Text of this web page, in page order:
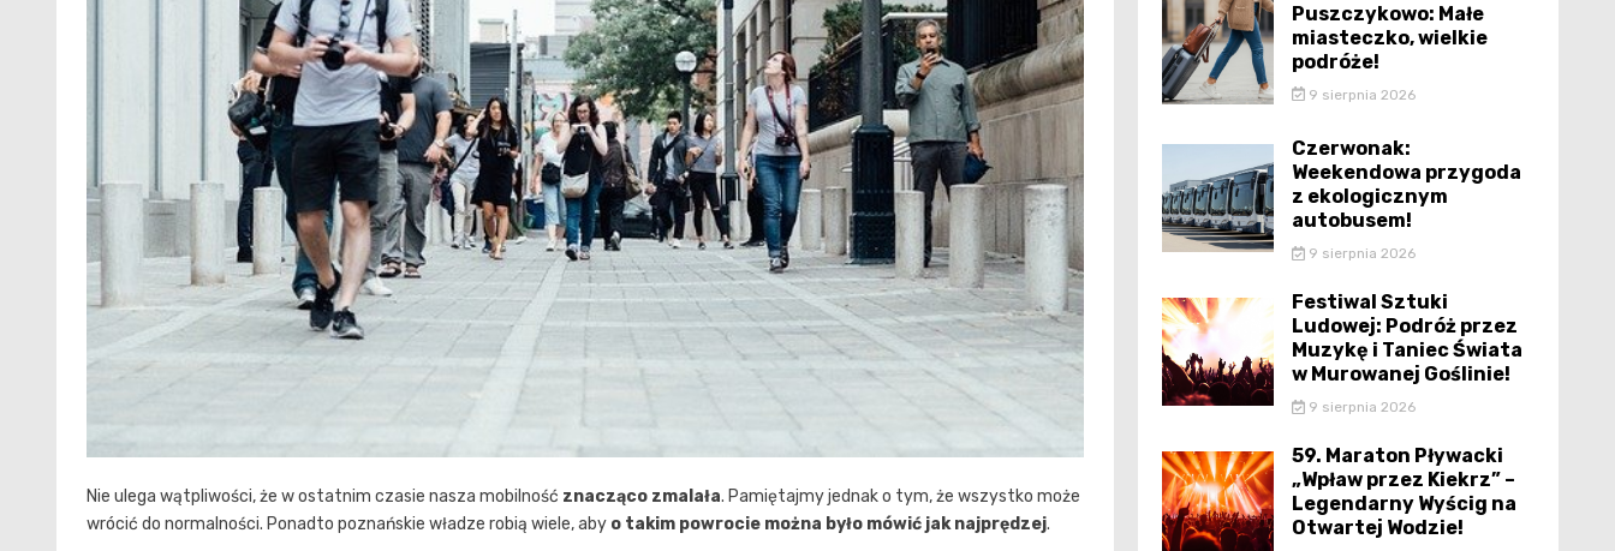
Nie ulega wątpliwości, że w ostatnim czasie nasza mobilność znacząco zmalała. Pamiętajmy jednak o tym, że wszystko może
wrócić do normalności. Ponadto poznańskie władze robią wiele, aby o takim powrocie można było mówić jak najprędzej.
Puszczykowo: Małe
miasteczko, wielkie
podróże!
9 sierpnia 2026
Czerwonak:
Weekendowa przygoda
z ekologicznym
autobusem!
9 sierpnia 2026
Festiwal Sztuki
Ludowej: Podróż przez
Muzykę i Taniec Świata
w Murowanej Goślinie!
9 sierpnia 2026
59. Maraton Pływacki
„Wpław przez Kiekrz” –
Legendarny Wyścig na
Otwartej Wodzie!